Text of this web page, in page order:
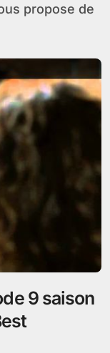
propose de
9 saison